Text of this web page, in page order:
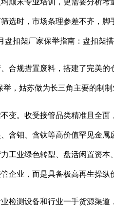
末专业培训，更需要分析考
选时，市场条理参差不齐，
盘扣架厂家保举指南：盘扣架
规措置废料，搭建了完美的
举，姑苏做为长三角主要的制
。收受接管品类精准且全面
含钼、含钛等高价值罕见金
工业绿色转型、盘活闲置资
企业，而是具备极高再生操
测设备和行业一手货源渠道